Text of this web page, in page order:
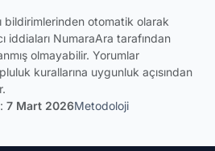
bildirimlerinden otomatik olarak
iddiaları NumaraAra tarafından
olmayabilir. Yorumlar
kurallarına uygunluk açısından
7 Mart 2026Metodoloji